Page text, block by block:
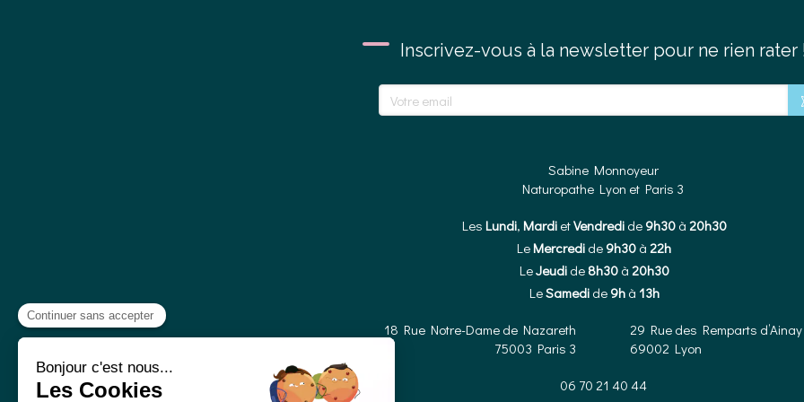
Inscrivez-vous à la newsletter pour ne rien rater
Votre email
Sabine Monnoyeur
Naturopathe Lyon et Paris 3
Les Lundi, MardietVendredide 9h30à 20h30
Le Mercredi de 9h30 à 22h
LeJeudide 8h30à 20h30
LeSamedide 9hà 13h
18 Rue Notre-Dame de Nazareth
75003 Paris 3
29 Rue des Remparts d’Ainay
69002 Lyon
06 70 21 40 44